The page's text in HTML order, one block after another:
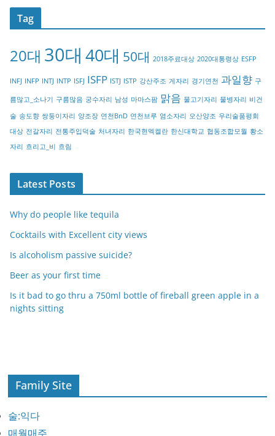
t
o
y
Tag
20대 30대 40대 50대 2018주료대상 2020대통령상 ESFP
INFJ INFP INTJ INTP ISFJ ISFP ISTJ ISTP 강산주조 게자리 경기연천 과일향 구
름많고_소나기 구름많음 궁수자리 남성 마마스팜 맑음 물고기자리 물병자리 비건
술 송도향 쌍둥이자리 양조장 연천BnD 연천브루 염소자리 오산양조 우리술품평회
대상 전갈자리 전통주입덕술 처녀자리 한국현멕켈란 한신대학교 협동조합모월 황소
자리 흐리고_비 흐림
Latest Posts
Why do people like tequila
Cocktails with Excellent city views
Is alcoholism passive suicide?
Beer as your first time
Is it bad to go thru a 750ml bottle of fireball green apple in a
nights sitting
Family Site
술:익다
매월매주